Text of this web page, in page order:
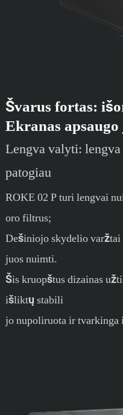
Švarus fortas:
Ekranas
Lengva valyti:
patogiau
ROKE 02 P turi lengvai
oro filtrus;
Dešiniojo skydelio
juos nuimti.
Šis kruopštus dizainas
išliktų stabili
jo nupoliruota ir tvarkinga